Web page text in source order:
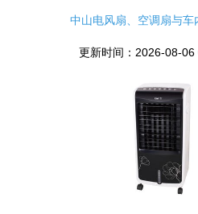
更新时间：2026-08-06